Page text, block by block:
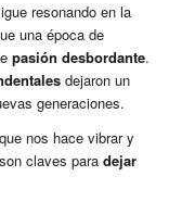
resonando en la
una época de
pasión desbordante.
dejaron un
generaciones.
nos hace vibrar y
claves para dejar